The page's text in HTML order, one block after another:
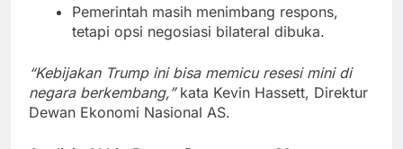
Pemerintah masih menimbang respons,
tetapi opsi negosiasi bilateral dibuka.
“Kebijakan Trump ini bisa memicu resesi mini di
negara berkembang,”kata Kevin Hassett, Direktur
Dewan Ekonomi Nasional AS.